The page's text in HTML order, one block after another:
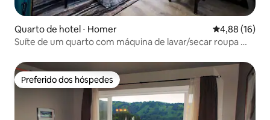
Quarto de hotel ⋅ Homer 4,88 de uma
4,88 (16)
Suíte de um quarto com máquina de lavar/secar roupa —
Preferido dos hóspedes
Preferido dos hóspedes